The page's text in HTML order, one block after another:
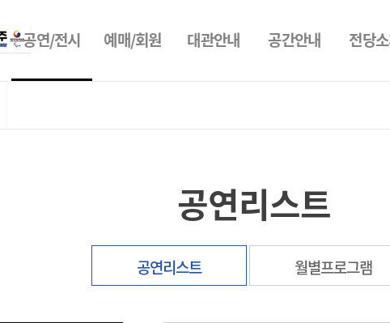
공연/전시 예매/회원 대관안내 공간안내 전당
공연리스트
공연리스트 월별프로그램